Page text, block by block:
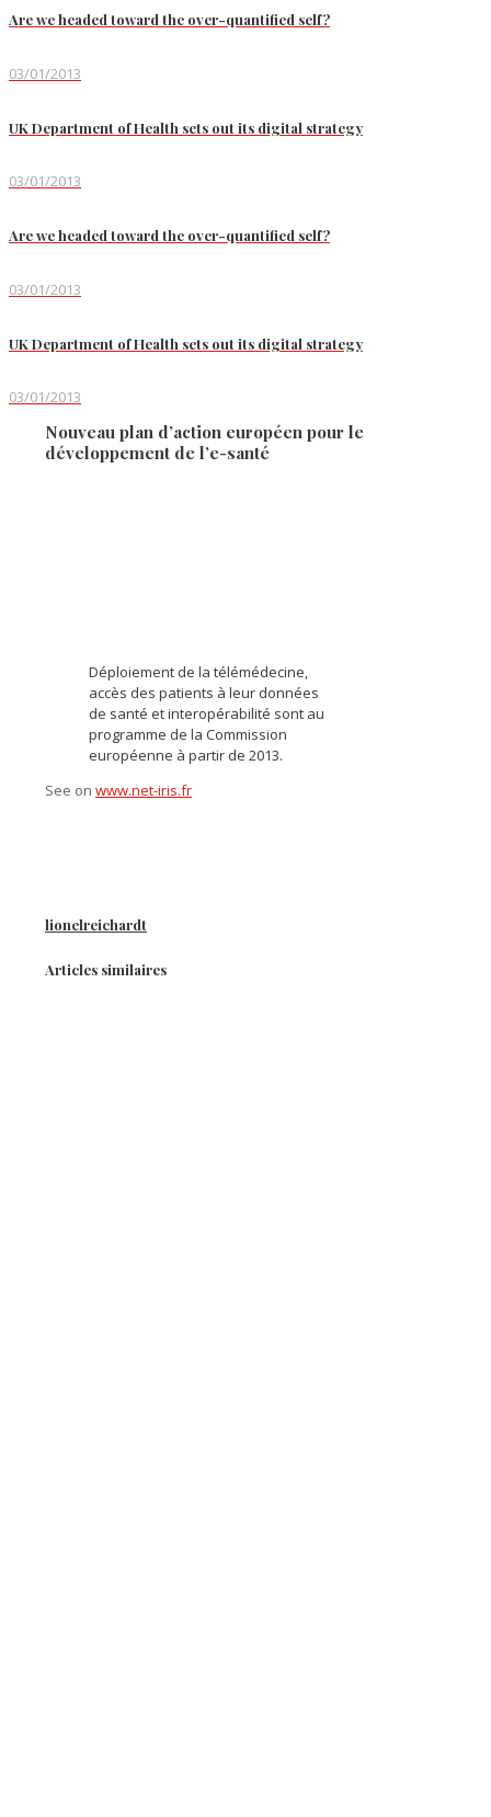
Are we headed toward the over-quantified self?
03/01/2013
UK Department of Health sets out its digital strategy
03/01/2013
Are we headed toward the over-quantified self?
03/01/2013
UK Department of Health sets out its digital strategy
03/01/2013
Nouveau plan d’action européen pour le
développement de l’e-santé
Déploiement de la télémédecine,
accès des patients à leur données
de santé et interopérabilité sont au
programme de la Commission
européenne à partir de 2013.
See on www.net-iris.fr
lionelreichardt
Articles similaires